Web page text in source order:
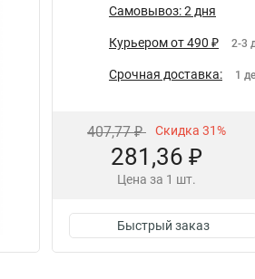
Самовывоз: 2 дня
Курьером от 490 ₽ 2-3
Срочная доставка: 1
407,77 ₽ Скидка 31%
281,36 ₽
Цена за 1 шт.
Быстрый заказ